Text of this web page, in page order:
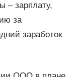
– зарплату,
за
заработок